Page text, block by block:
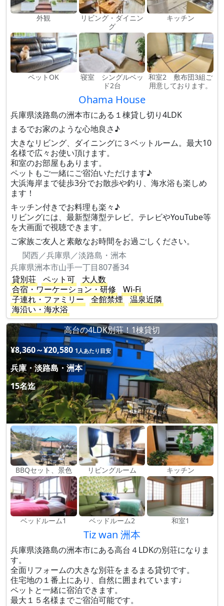
外観
リビング・ダイニン
グ
キッチン
ペットOK
寝室 シングルベッ
ド2台
和室2 敷布団3組ご
用意しております。
Ohama House
兵庫県淡路島の洲本市にある１棟貸し切り4LDK
まるでお家のような心地良さ♪
大きなリビング、ダイニングに３ベットルーム。最大10
名様で広々お使い頂けます。
和室のお部屋もあります。
ペットもご一緒にご宿泊いただけます♪
大浜海岸まで徒歩3分でお散歩や釣り、海水浴も楽しめ
ます！
キッチン付きでお料理も楽々♪
リビングには、最新型薄型テレビ。テレビやYouTube等
を大画面で視聴できます。
ご家族ご友人と素敵なお時間をお過ごしください。
関西／兵庫県／淡路島・洲本
兵庫県洲本市山手一丁目807番34
貸別荘
ペット可
大人数
合宿・ワーケーション・研修
Wi-Fi
子連れ・ファミリー
全館禁煙
温泉近隣
海沿い・海水浴
高台の4LDK別荘！1棟貸切
¥8,360～¥20,580 1人あたり目安
兵庫・淡路島・洲本
15名迄
BBQセット、景色 リビングルーム キッチン
ベッドルーム1 ベッドルーム2 和室1
Tiz wan 洲本
兵庫県淡路島の洲本市にある高台４LDKの別荘になりま
す。
全面リフォームの大きな別荘をまるまる貸切です。
住宅地の１番上にあり、自然に囲まれています♩
ペットと一緒に宿泊できます。
最大１５名様までご宿泊可能です。